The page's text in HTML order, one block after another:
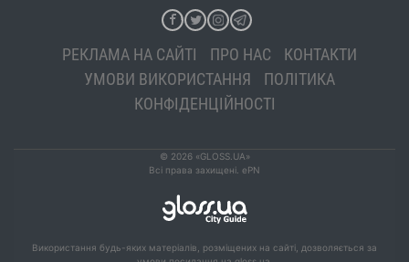
РЕКЛАМА НА САЙТІ ПРО НАС
КОНТАКТИ
УМОВИ ВИКОРИСТАННЯ
ПОЛІТИКА
КОНФІДЕНЦІЙНОСТІ
© 2026 «GLOSS.UA»
Всі права захищені. ePN
Використання будь-яких матеріалів, розміщених на сайті, дозволяється за